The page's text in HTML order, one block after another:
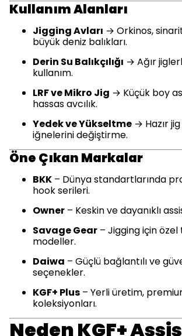
Kullanım Alanları
Jigging Avları → Orkinos,
büyük deniz balıkları.
Derin Su Balıkçılığı → Ağır
kullanım.
LRF ve Mikro Jig → Küçük boy
hassas avcılık.
Yedek ve Yükseltme → Hazır
iğnelerini değiştirme.
Öne Çıkan Markalar
BKK – Dünya standartlarında
hook serileri.
Owner – Keskin ve dayanıklı
Savage Gear – Jigging için özel
modeller.
Daiwa – Güçlü bağlantılı ve
seçenekler.
KGF+ Plus – Yerli üretim,
koleksiyonları.
Neden KGF+